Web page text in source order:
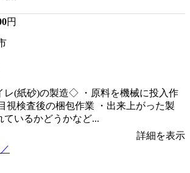
円
(紙砂)の製造◇ ・原料を機械に投入作
視検査後の梱包作業 ・出来上がった製
ているかどうかなど...
詳細を表示